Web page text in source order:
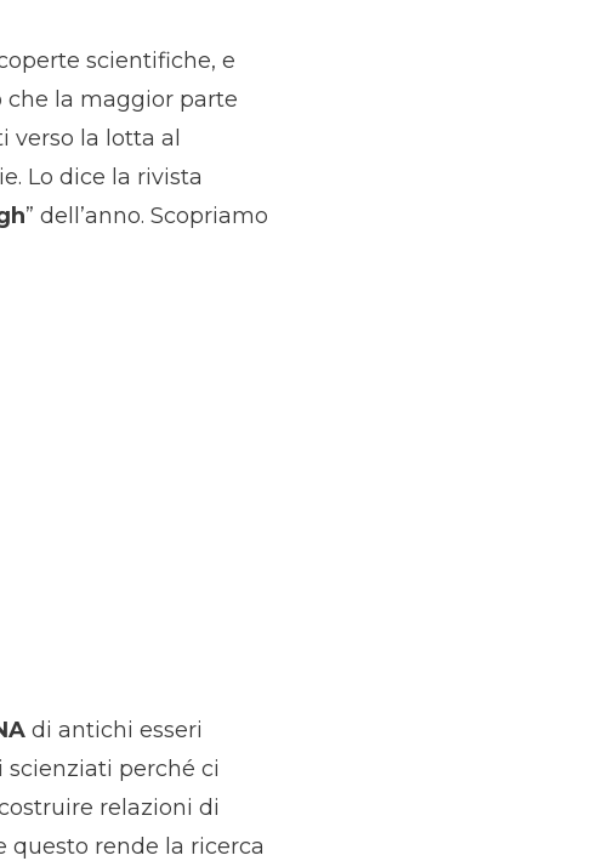
scientifiche, e
che la maggior parte
la lotta al
Lo dice la rivista
” dell’anno. Scopriamo
di antichi esseri
perché ci
relazioni di
questo rende la ricerca